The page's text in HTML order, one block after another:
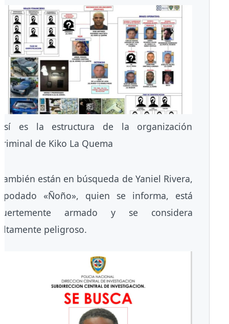
es la estructura de la organización
de Kiko La Quema
están en búsqueda de Yaniel Rivera,
«Ñoño», quien se informa, está
armado y se considera
peligroso.